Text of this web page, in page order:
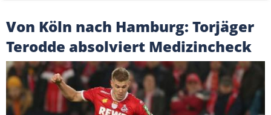
Von Köln nach Hamburg: Torjäger
Terodde absolviert Medizincheck